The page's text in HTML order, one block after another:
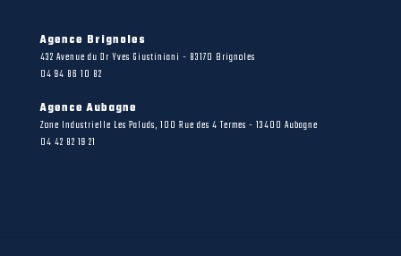
Agence Brignoles
432 Avenue du Dr Yves Giustiniani - 83170 Brignoles
04 94 86 10 82
Agence Aubagne
Zone Industrielle Les Paluds, 100 Rue des 4 Termes - 13400 Aubagne
04 42 82 19 21